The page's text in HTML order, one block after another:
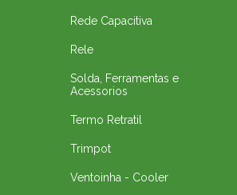
Rede Capacitiva
Rele
Solda, Ferramentas e
Acessorios
Termo Retratil
Trimpot
Ventoinha - Cooler